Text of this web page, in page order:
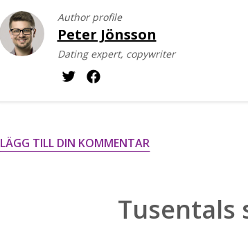
Author profile
Peter Jönsson
Dating expert, copywriter
LÄGG TILL DIN KOMMENTAR
Tusentals